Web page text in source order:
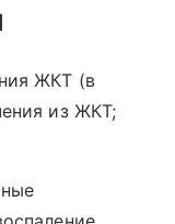
ЖКТ (в
из ЖКТ;